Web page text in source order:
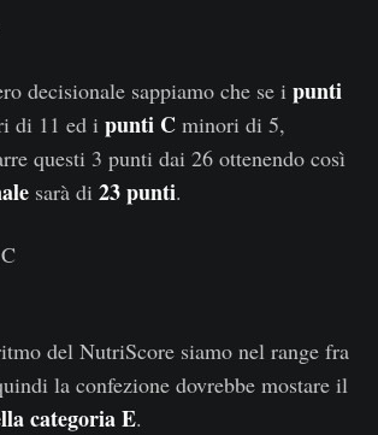
decisionale sappiamo che se i punti
di 11 ed i punti C minori di 5,
questi 3 punti dai 26 ottenendo così
sarà di 23 punti.
del NutriScore siamo nel range fra
la confezione dovrebbe mostare il
categoria E.